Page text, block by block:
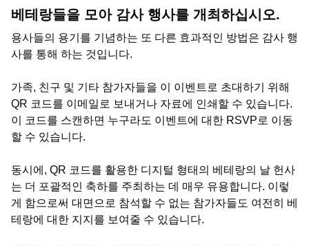
베테랑들을 모아 감사 행사를 개최하십시오.
용사들의 용기를 기념하는 또 다른 효과적인 방법은 감사 행
사를 통해 하는 것입니다.
가족, 친구 및 기타 참가자들을 이 이벤트로 초대하기 위해
QR 코드를 이메일로 보내거나 자료에 인쇄할 수 있습니다.
이 코드를 스캔하면 누구라도 이벤트에 대한 RSVP로 이동
할 수 있습니다.
동시에, QR 코드를 활용한 디지털 형태의 베테랑의 날 헌사
는 더 포괄적인 축하를 주최하는 데 매우 유용합니다. 이렇
게 함으로써 대면으로 참석할 수 없는 참가자들도 여전히 베
테랑에 대한 지지를 보여줄 수 있습니다.